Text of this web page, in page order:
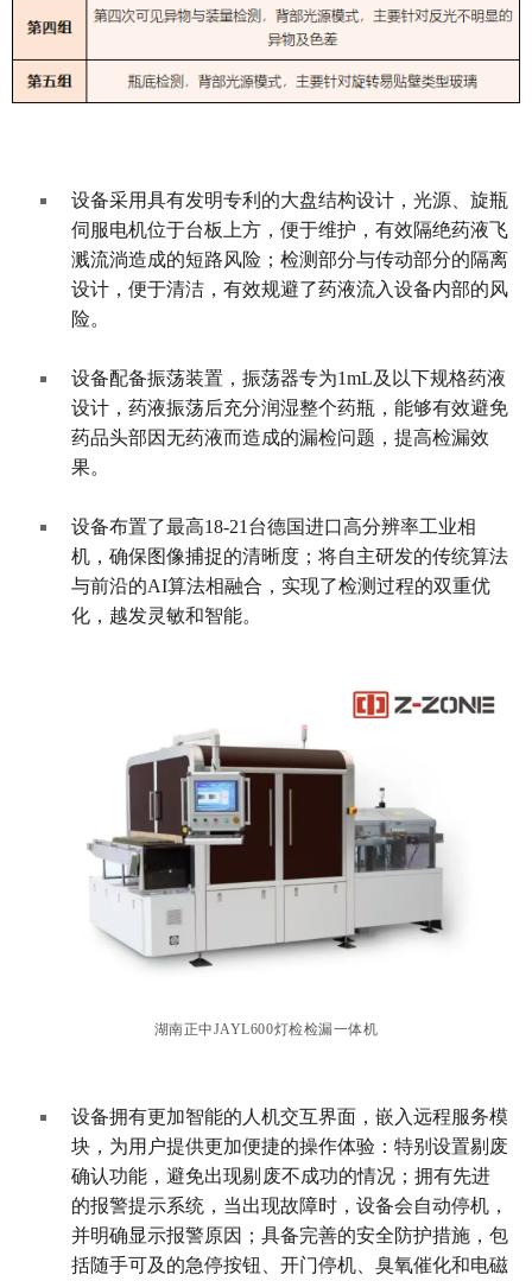
设备采用具有发明专利的大盘结构设计，光源、旋瓶
伺服电机位于台板上方，便于维护，有效隔绝药液飞
溅流淌造成的短路风险；检测部分与传动部分的隔离
设计，便于清洁，有效规避了药液流入设备内部的风
险。
设备配备振荡装置，振荡器专为1mL及以下规格药液
设计，药液振荡后充分润湿整个药瓶，能够有效避免
药品头部因无药液而造成的漏检问题，提高检漏效
果。
设备布置了最高18-21台德国进口高分辨率工业相
机，确保图像捕捉的清晰度；将自主研发的传统算法
与前沿的AI算法相融合，实现了检测过程的双重优
化，越发灵敏和智能。
湖南正中JAYL600灯检检漏一体机
设备拥有更加智能的人机交互界面，嵌入远程服务模
块，为用户提供更加便捷的操作体验：特别设置剔废
确认功能，避免出现剔 废不成功的情况；拥有先进
的报警提示系统，当出现故障时，设备会自动停机，
并明确显示报警原因；具备完善的安全防护措施，包
括随手可及的急停按钮、开门停机、臭氧催化和电磁